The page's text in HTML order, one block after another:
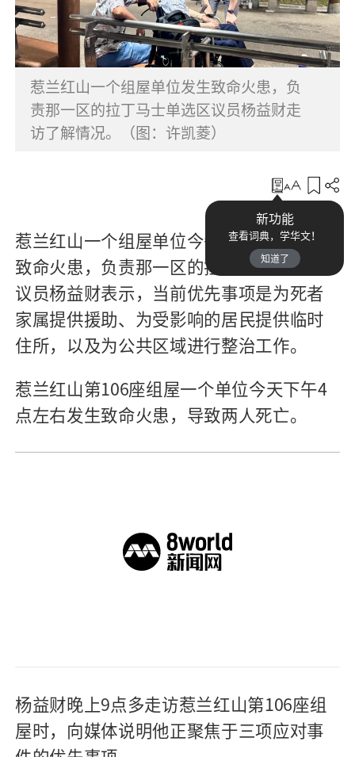
惹兰红山一个组屋单位发生致命火患，负
责那一区的拉丁马士单选区议员杨益财走
访了解情况。（图：许凯菱）
新功能
查看词典，学华文！
知道了
收藏
惹兰红山一个组屋单位今午（13日）发生
致命火患，负责那一区的拉丁马士单选区
议员杨益财表示，当前优先事项是为死者
家属提供援助、为受影响的居民提供临时
住所，以及为公共区域进行整治工作。
惹兰红山第106座组屋一个单位今天下午4
点左右发生致命火患，导致两人死亡。
杨益财晚上9点多走访惹兰红山第106座组
屋时，向媒体说明他正聚焦于三项应对事